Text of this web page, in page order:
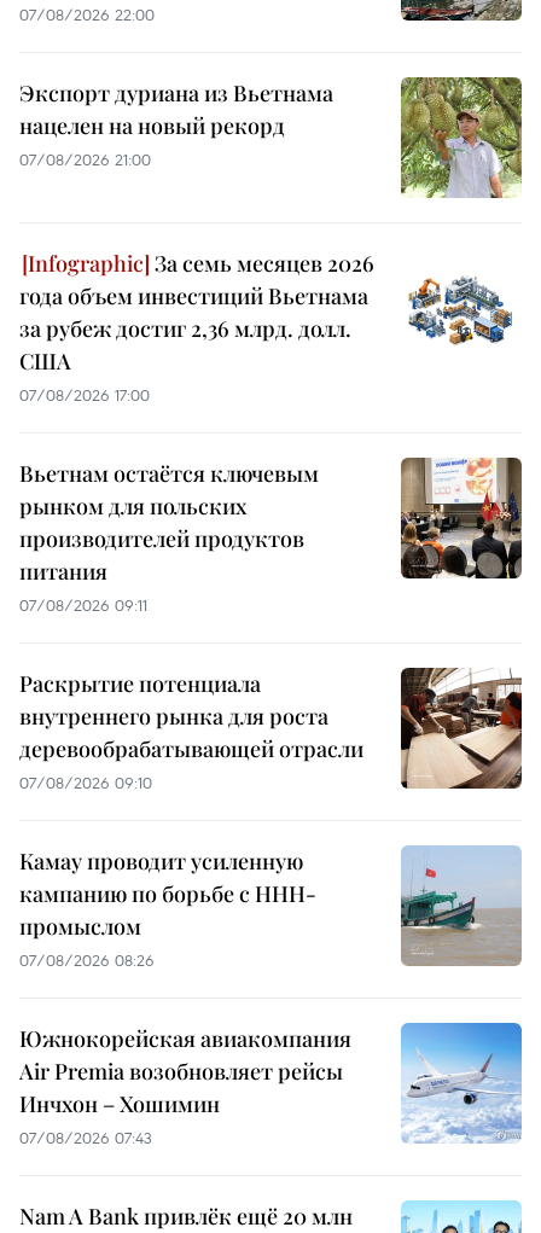
07/08/2026 22:00
Экспорт дуриана из Вьетнама
нацелен на новый рекорд
07/08/2026 21:00
За семь месяцев 2026
года объем инвестиций Вьетнама
за рубеж достиг 2,36 млрд. долл.
США
07/08/2026 17:00
Вьетнам остаётся ключевым
рынком для польских
производителей продуктов
питания
07/08/2026 09:11
Раскрытие потенциала
внутреннего рынка для роста
деревообрабатывающей отрасли
07/08/2026 09:10
Камау проводит усиленную
кампанию по борьбе с ННН-
промыслом
07/08/2026 08:26
Южнокорейская авиакомпания
Air Premia возобновляет рейсы
Инчхон – Хошимин
07/08/2026 07:43
Nam A Bank привлёк ещё 20 млн